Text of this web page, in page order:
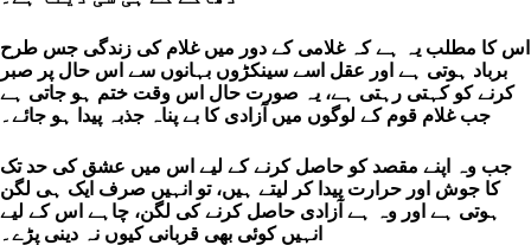
اس کا مطلب یہ ہے کہ غلامی کے دور میں غلام کی زندگی جس طرح
برباد ہوتی ہے اور عقل اسے سینکڑوں بہانوں سے اس حال پر صبر
کرنے کو کہتی رہتی ہے، یہ صورت حال اس وقت ختم ہو جاتی ہے
جب غلام قوم کے لوگوں میں آزادی کا بے پناہ جذبہ پیدا ہو جائے۔
جب وہ اپنے مقصد کو حاصل کرنے کے لیے اس میں عشق کی حد تک
کا جوش اور حرارت پیدا کر لیتے ہیں، تو انہیں صرف ایک ہی لگن
ہوتی ہے اور وہ ہے آزادی حاصل کرنے کی لگن، چاہے اس کے لیے
انہیں کوئی بھی قربانی کیوں نہ دینی پڑے۔